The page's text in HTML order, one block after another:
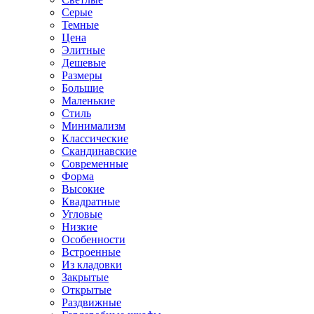
Серые
Темные
Цена
Элитные
Дешевые
Размеры
Большие
Маленькие
Стиль
Минимализм
Классические
Скандинавские
Современные
Форма
Высокие
Квадратные
Угловые
Низкие
Особенности
Встроенные
Из кладовки
Закрытые
Открытые
Раздвижные